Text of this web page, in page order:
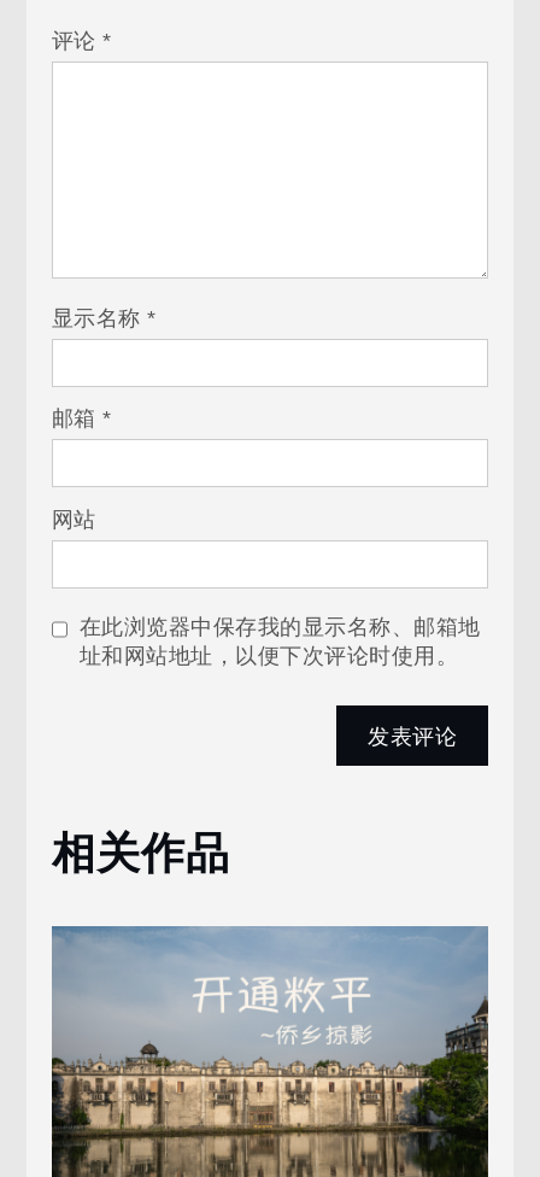
评论*
显示名称*
邮箱*
网站
在此浏览器中保存我的显示名称、邮箱地
址和网站地址，以便下次评论时使用。
相关作品